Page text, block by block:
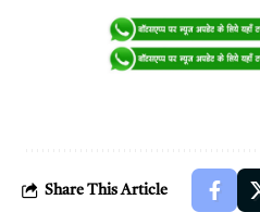
Share This Article